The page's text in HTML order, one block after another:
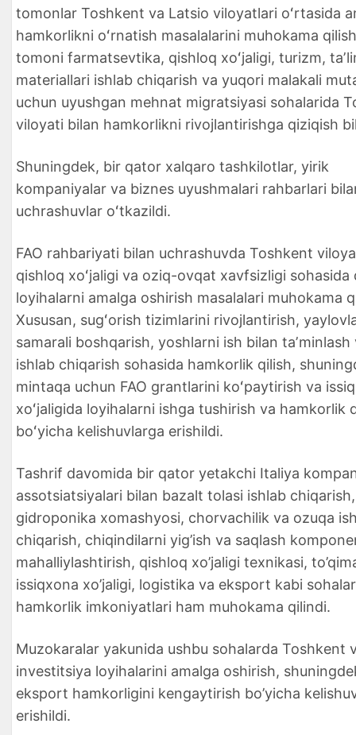
tomonlar Toshkent va Latsio viloyatlari oʻrtasida
hamkorlikni oʻrnatish masalalarini muhokama
tomoni farmatsevtika, qishloq xoʻjaligi, turizm,
materiallari ishlab chiqarish va yuqori malakali
uchun uyushgan mehnat migratsiyasi sohalarida
viloyati bilan hamkorlikni rivojlantirishga qiziqish
Shuningdek, bir qator xalqaro tashkilotlar, yirik
kompaniyalar va biznes uyushmalari rahbarlari
uchrashuvlar oʻtkazildi.
FAO rahbariyati bilan uchrashuvda Toshkent
qishloq xoʻjaligi va oziq-ovqat xavfsizligi sohasida
loyihalarni amalga oshirish masalalari muhokama
Xususan, sugʻorish tizimlarini rivojlantirish,
samarali boshqarish, yoshlarni ish bilan taʼminlash
ishlab chiqarish sohasida hamkorlik qilish,
mintaqa uchun FAO grantlarini koʻpaytirish va
xoʻjaligida loyihalarni ishga tushirish va hamkorlik
boʻyicha kelishuvlarga erishildi.
Tashrif davomida bir qator yetakchi Italiya
assotsiatsiyalari bilan bazalt tolasi ishlab chiqarish,
gidroponika xomashyosi, chorvachilik va ozuqa
chiqarish, chiqindilarni yig’ish va saqlash
mahalliylashtirish, qishloq xo’jaligi texnikasi,
issiqxona xo’jaligi, logistika va eksport kabi
hamkorlik imkoniyatlari ham muhokama qilindi.
Muzokaralar yakunida ushbu sohalarda Toshkent
investitsiya loyihalarini amalga oshirish,
eksport hamkorligini kengaytirish bo’yicha
erishildi.